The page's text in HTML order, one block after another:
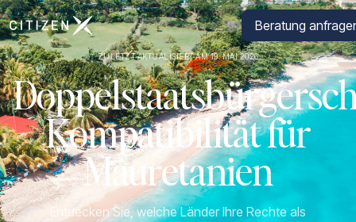
Zur Startseite von CitizenX Beratung
ZULETZT AKTUALISIERT AM 19. MAI 2026
Kompatibilität für
Mauretanien
Entdecken Sie, welche Länder Ihre Rechte als